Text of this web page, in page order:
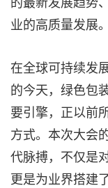
业的高质量发展。
在全球可持续发
的今天，绿色包
要引擎，正以前
方式。本次大会
代脉搏，不仅是
更是为业界搭建